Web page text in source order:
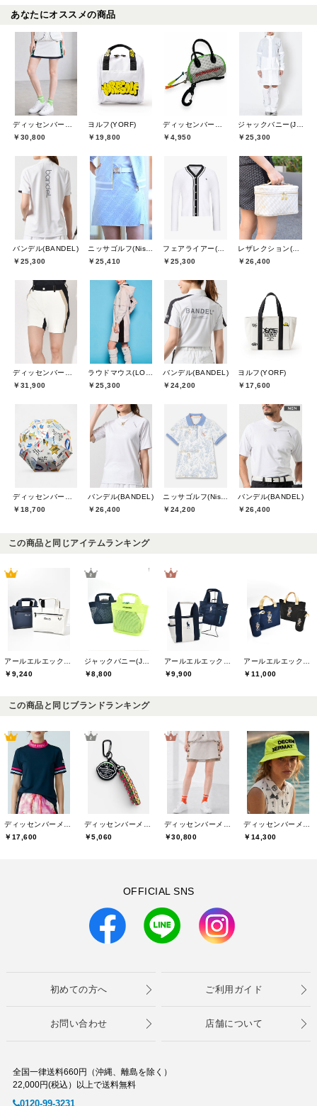
あなたにオススメの商品
ディッセンバーメイ(DECEMBERMAY)
￥30,800
ヨルフ(YORF)
￥19,800
ディッセンバーメイ(DECEMBERMAY)
￥4,950
ジャックバニー(Jack Bunny)
￥25,300
バンデル(BANDEL)
￥25,300
ニッサゴルフ(Nissa Golf)
￥25,410
フェアライアー(Fair Liar)
￥25,300
レザレクション(Resurrection)
￥26,400
ディッセンバーメイ(DECEMBERMAY)
￥31,900
ラウドマウス(LOUDMOUTH)
￥25,300
バンデル(BANDEL)
￥24,200
ヨルフ(YORF)
￥17,600
ディッセンバーメイ(DECEMBERMAY)
￥18,700
バンデル(BANDEL)
￥26,400
ニッサゴルフ(Nissa Golf)
￥24,200
バンデル(BANDEL)
￥26,400
この商品と同じアイテムランキング
￥9,240
￥8,800
￥9,900
￥11,000
この商品と同じブランドランキング
￥17,600
￥5,060
￥30,800
￥14,300
OFFICIAL SNS
初めての方へ ご利用ガイド
お問い合わせ 店舗について
全国一律送料660円（沖縄、離島を除く）
22,000円(税込）以上で送料無料
0120-99-3231